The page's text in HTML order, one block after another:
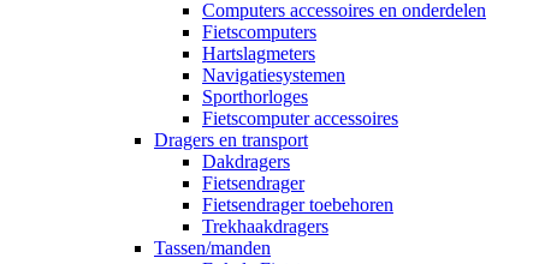
Computers accessoires en onderdelen
Fietscomputers
Hartslagmeters
Navigatiesystemen
Sporthorloges
Fietscomputer accessoires
Dragers en transport
Dakdragers
Fietsendrager
Fietsendrager toebehoren
Trekhaakdragers
Tassen/manden